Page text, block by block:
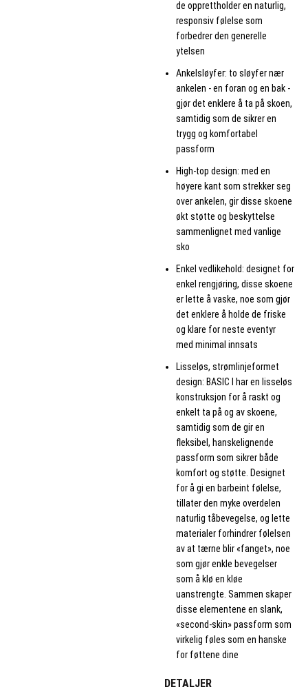
de opprettholder en naturlig,
responsiv følelse som
forbedrer den generelle
ytelsen
Ankelsløyfer: to sløyfer nær
ankelen - en foran og en bak -
gjør det enklere å ta på skoen,
samtidig som de sikrer en
trygg og komfortabel
passform
High-top design: med en
høyere kant som strekker seg
over ankelen, gir disse skoene
økt støtte og beskyttelse
sammenlignet med vanlige
sko
Enkel vedlikehold: designet for
enkel rengjøring, disse skoene
er lette å vaske, noe som gjør
det enklere å holde de friske
og klare for neste eventyr
med minimal innsats
Lisseløs, strømlinjeformet
design: BASIC I har en lisseløs
konstruksjon for å raskt og
enkelt ta på og av skoene,
samtidig som de gir en
fleksibel, hanskelignende
passform som sikrer både
komfort og støtte. Designet
for å gi en barbeint følelse,
tillater den myke overdelen
naturlig tåbevegelse, og lette
materialer forhindrer følelsen
av at tærne blir «fanget», noe
som gjør enkle bevegelser
som å klø en kløe
uanstrengte. Sammen skaper
disse elementene en slank,
«second-skin» passform som
virkelig føles som en hanske
for føttene dine
DETALJER